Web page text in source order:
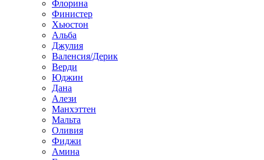
Флорина
Финистер
Хьюстон
Альба
Джулия
Валенсия/Дерик
Верди
Юджин
Дана
Алези
Манхэттен
Мальта
Оливия
Фиджи
Амина